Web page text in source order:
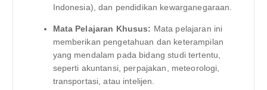
Indonesia), dan pendidikan kewarganegaraan.
Mata Pelajaran Khusus: Mata pelajaran ini
memberikan pengetahuan dan keterampilan
yang mendalam pada bidang studi tertentu,
seperti akuntansi, perpajakan, meteorologi,
transportasi, atau intelijen.